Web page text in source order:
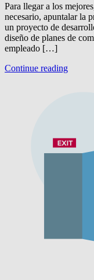
Para llegar a los
necesario, apuntalar la
un proyecto de
diseño de planes de
empleado […]
Continue reading